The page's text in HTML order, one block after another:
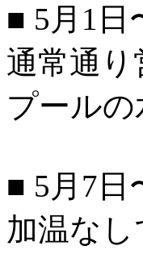
■ 5月1日
通常通
プール
■ 5月7日
加温な